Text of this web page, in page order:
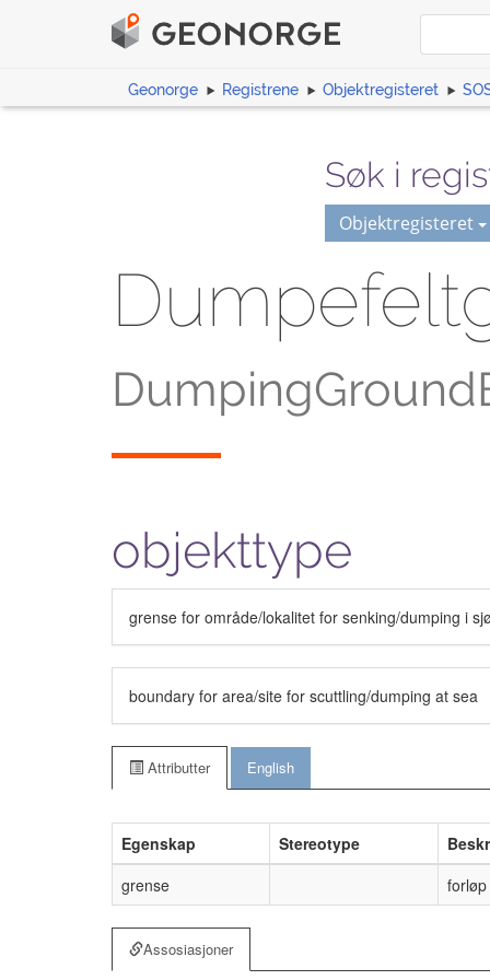
Geonorge Registrene Objektregisteret
Søk i
Objektregisteret
objekttype
grense for område/lokalitet for senking/dumping i
boundary for area/site for scuttling/dumping at sea
Attributter English
Egenskap Stereotype
grense
Assosiasjoner